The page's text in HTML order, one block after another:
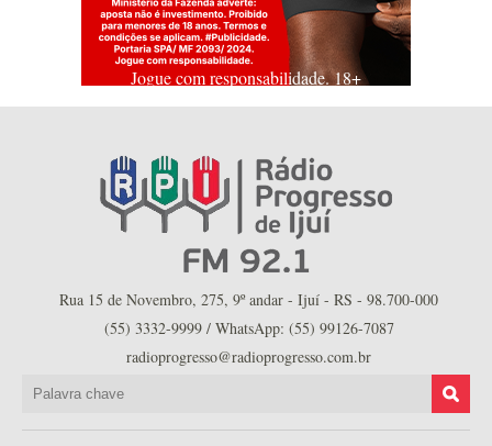
Jogue com responsabilidade. 18+
Rua 15 de Novembro, 275, 9º andar - Ijuí - RS - 98.700-000
(55) 3332-9999 / WhatsApp: (55) 99126-7087
radioprogresso@radioprogresso.com.br